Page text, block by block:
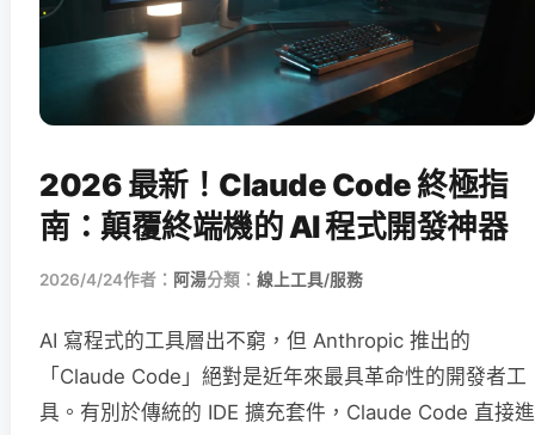
2026 最新！Claude Code 終極指
南：顛覆終端機的 AI 程式開發神器
2026/4/24作者： 阿湯分類： 線上工具/服務
AI 寫程式的工具層出不窮，但 Anthropic 推出的
「Claude Code」絕對是近年來最具革命性的開發者工
具。有別於傳統的 IDE 擴充套件，Claude Code 直接進